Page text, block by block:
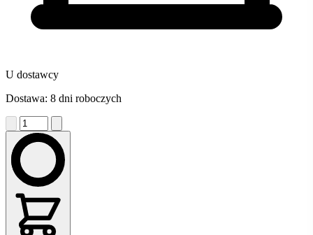
U dostawcy
Dostawa: 8 dni roboczych